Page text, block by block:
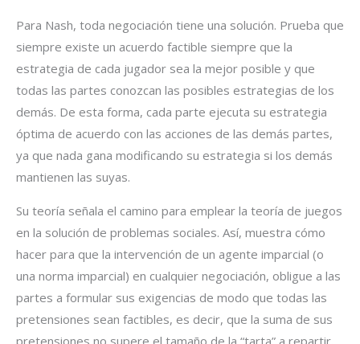
Para Nash, toda negociación tiene una solución. Prueba que
siempre existe un acuerdo factible siempre que la
estrategia de cada jugador sea la mejor posible y que
todas las partes conozcan las posibles estrategias de los
demás. De esta forma, cada parte ejecuta su estrategia
óptima de acuerdo con las acciones de las demás partes,
ya que nada gana modificando su estrategia si los demás
mantienen las suyas.
Su teoría señala el camino para emplear la teoría de juegos
en la solución de problemas sociales. Así, muestra cómo
hacer para que la intervención de un agente imparcial (o
una norma imparcial) en cualquier negociación, obligue a las
partes a formular sus exigencias de modo que todas las
pretensiones sean factibles, es decir, que la suma de sus
pretensiones no supere el tamaño de la “tarta” a repartir.